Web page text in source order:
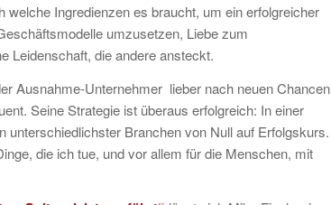
Ingredienzen es braucht, um ein erfolgreicher
umzusetzen, Liebe zum
Leidenschaft, die andere ansteckt.
Ausnahme-Unternehmer lieber nach neuen Chancen
Seine Strategie ist überaus erfolgreich: In einer
Branchen von Null auf Erfolgskurs.
die ich tue, und vor allem für die Menschen, mit